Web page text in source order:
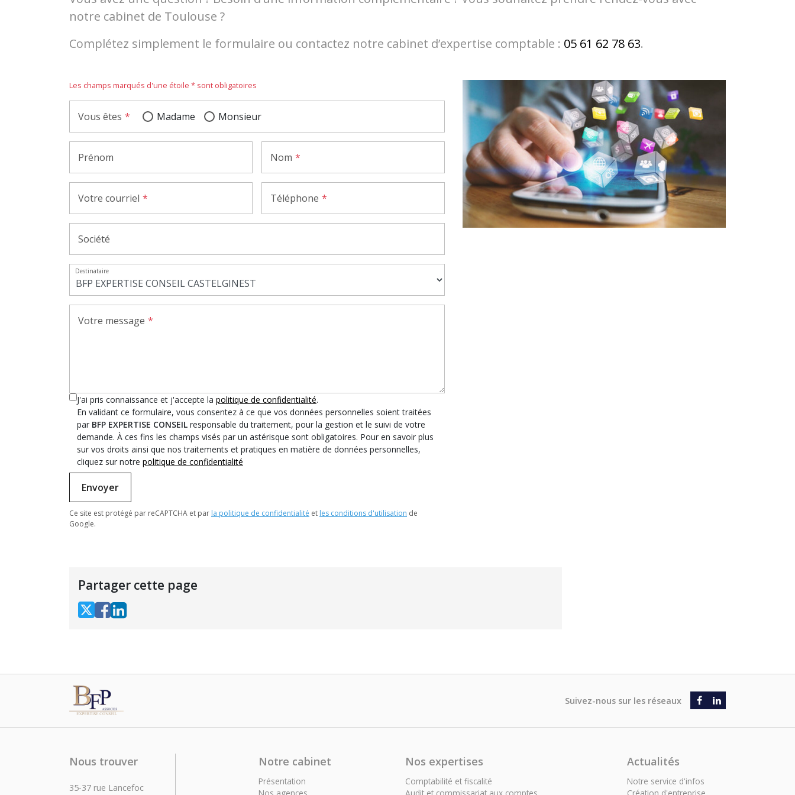
Digital et connecté – Outils en ligne
notre cabinet de Toulouse ?
Complétez simplement le formulaire ou contactez notre cabinet d’expertise comptable : 05 61 62 78 63.
Les champs marqués d'une étoile * sont obligatoires
Vous êtes Madame Monsieur
Prénom Nom
Votre courriel Téléphone
Société
Destinataire
Votre message
J'ai pris connaissance et j'accepte la politique de confidentialité.
En validant ce formulaire, vous consentez à ce que vos données personnelles soient traitées
par BFP EXPERTISE CONSEIL responsable du traitement, pour la gestion et le suivi de votre
demande. À ces fins les champs visés par un astérisque sont obligatoires. Pour en savoir plus
sur vos droits ainsi que nos traitements et pratiques en matière de données personnelles,
cliquez sur notre politique de confidentialité
Envoyer
Ce site est protégé par reCAPTCHA et par la politique de confidentialité et les conditions d'utilisation de
Google.
Partager cette page
Nous trouver
35-37 rue Lancefoc
1 rue du Pont Vieil
Notre cabinet
Présentation
Nos expertises
Comptabilité et fiscalité
Actualités
Notre service d'infos